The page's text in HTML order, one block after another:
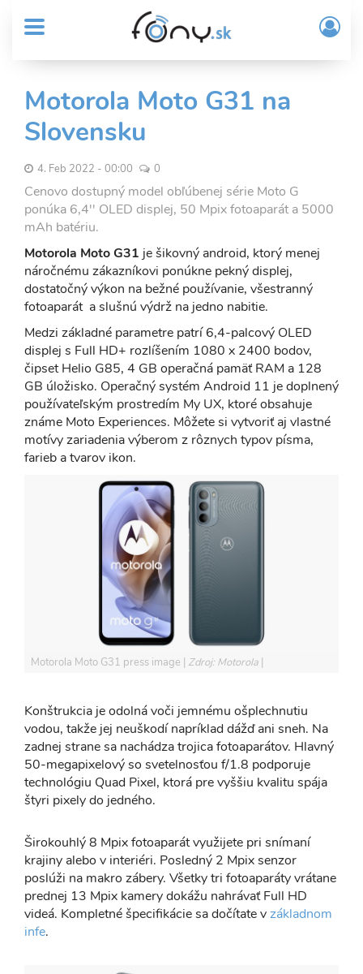
obsah
MENU
Sub
Header
menu
User
account
menu
/
Motorola Moto G31 na
Slovensku
4. Feb 2022 - 00:00 0
Cenovo dostupný model obľúbenej série Moto G
ponúka 6,4'' OLED displej, 50 Mpix fotoaparát a 5000
mAh batériu.
Motorola Moto G31 je šikovný android, ktorý menej
náročnému zákazníkovi ponúkne pekný displej,
dostatočný výkon na bežné používanie, všestranný
fotoaparát a slušnú výdrž na jedno nabitie.
Medzi základné parametre patrí 6,4-palcový OLED
displej s Full HD+ rozlíšením 1080 x 2400 bodov,
čipset Helio G85, 4 GB operačná pamäť RAM a 128
GB úložisko. Operačný systém Android 11 je doplnený
používateľským prostredím My UX, ktoré obsahuje
známe Moto Experiences. Môžete si vytvoriť aj vlastné
motívy zariadenia výberom z rôznych typov písma,
farieb a tvarov ikon.
Motorola Moto G31 press image Zdroj: Motorola
Konštrukcia je odolná voči jemnému ošplechnutiu
vodou, takže jej neuškodí napríklad dážď ani sneh. Na
zadnej strane sa nachádza trojica fotoaparátov. Hlavný
50-megapixelový so svetelnosťou f/1.8 podporuje
technológiu Quad Pixel, ktorá pre vyššiu kvalitu spája
štyri pixely do jedného.
Širokouhlý 8 Mpix fotoaparát využijete pri snímaní
krajiny alebo v interiéri. Posledný 2 Mpix senzor
poslúži na makro zábery. Všetky tri fotoaparáty vrátane
prednej 13 Mpix kamery dokážu nahrávať Full HD
videá. Kompletné špecifikácie sa dočítate vzákladnom
infe.